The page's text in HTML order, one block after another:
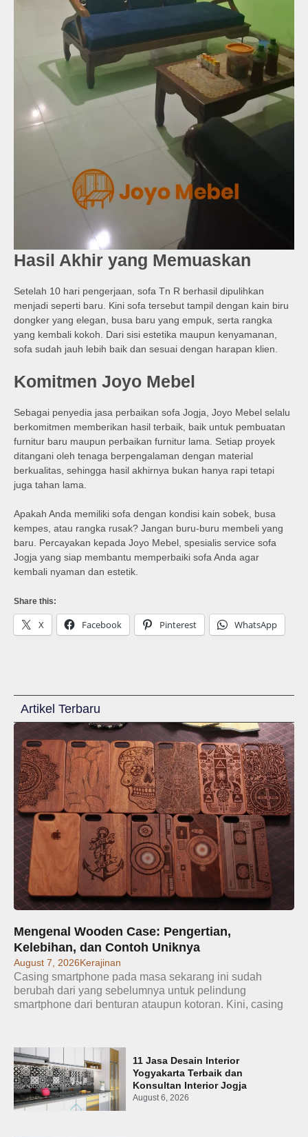
Hasil Akhir yang Memuaskan
Setelah 10 hari pengerjaan, sofa Tn R berhasil dipulihkan
menjadi seperti baru. Kini sofa tersebut tampil dengan kain biru
dongker yang elegan, busa baru yang empuk, serta rangka
yang kembali kokoh. Dari sisi estetika maupun kenyamanan,
sofa sudah jauh lebih baik dan sesuai dengan harapan klien.
Komitmen Joyo Mebel
Sebagai penyedia jasa perbaikan sofa Jogja, Joyo Mebel selalu
berkomitmen memberikan hasil terbaik, baik untuk pembuatan
furnitur baru maupun perbaikan furnitur lama. Setiap proyek
ditangani oleh tenaga berpengalaman dengan material
berkualitas, sehingga hasil akhirnya bukan hanya rapi tetapi
juga tahan lama.
Apakah Anda memiliki sofa dengan kondisi kain sobek, busa
kempes, atau rangka rusak? Jangan buru-buru membeli yang
baru. Percayakan kepada Joyo Mebel, spesialis service sofa
Jogja yang siap membantu memperbaiki sofa Anda agar
kembali nyaman dan estetik.
Share this:
X Facebook Pinterest WhatsApp
Artikel Terbaru
Mengenal Wooden Case: Pengertian,
Kelebihan, dan Contoh Uniknya
August 7, 2026Kerajinan
Casing smartphone pada masa sekarang ini sudah
berubah dari yang sebelumnya untuk pelindung
smartphone dari benturan ataupun kotoran. Kini, casing
11 Jasa Desain Interior
Yogyakarta Terbaik dan
Konsultan Interior Jogja
August 6, 2026